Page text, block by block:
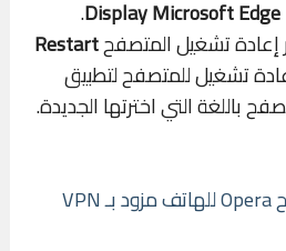
Display Microsoft
.
تشغيل المتصفحRestart
تشغيل للمتصفح لتطبيق
باللغة التي اخترتها الجديدة.
تحميل متصفح Opera للهاتف مزود بـ VPN